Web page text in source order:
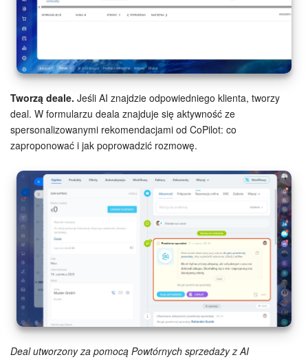
Collaby
ZAŁÓŻ KONTO
LOGOWANIE
Tworzą deale. Jeśli AI znajdzie odpowiedniego klienta, tworzy
deal. W formularzu deala znajduje się aktywność ze
spersonalizowanymi rekomendacjami od CoPilot: co
zaproponować i jak poprowadzić rozmowę.
Deal utworzony za pomocą Powtórnych sprzedaży z AI